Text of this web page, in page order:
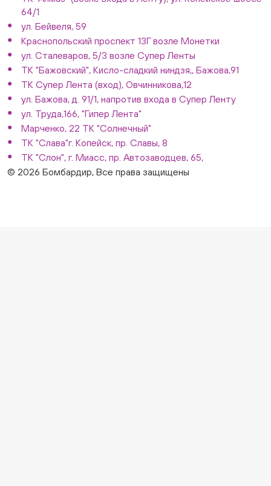
64/1
ул. Бейвеля, 59
Краснопольский проспект 13Г возле Монетки
ул. Сталеваров, 5/3 возле Супер Ленты
ТК "Бажовский", Кисло-сладкий ниндзя,, Бажова,91
ТК Супер Лента (вход), Овчинникова,12
ул. Бажова, д. 91/1, напротив входа в Супер Ленту
ул. Труда,166, "Гипер Лента"
Марченко, 22 ТК "Солнечный"
ТК "Слава"г. Копейск, пр. Славы, 8
ТК "Слон", г. Миасс, пр. Автозаводцев, 65,
© 2026 Бомбардир, Все права защищены